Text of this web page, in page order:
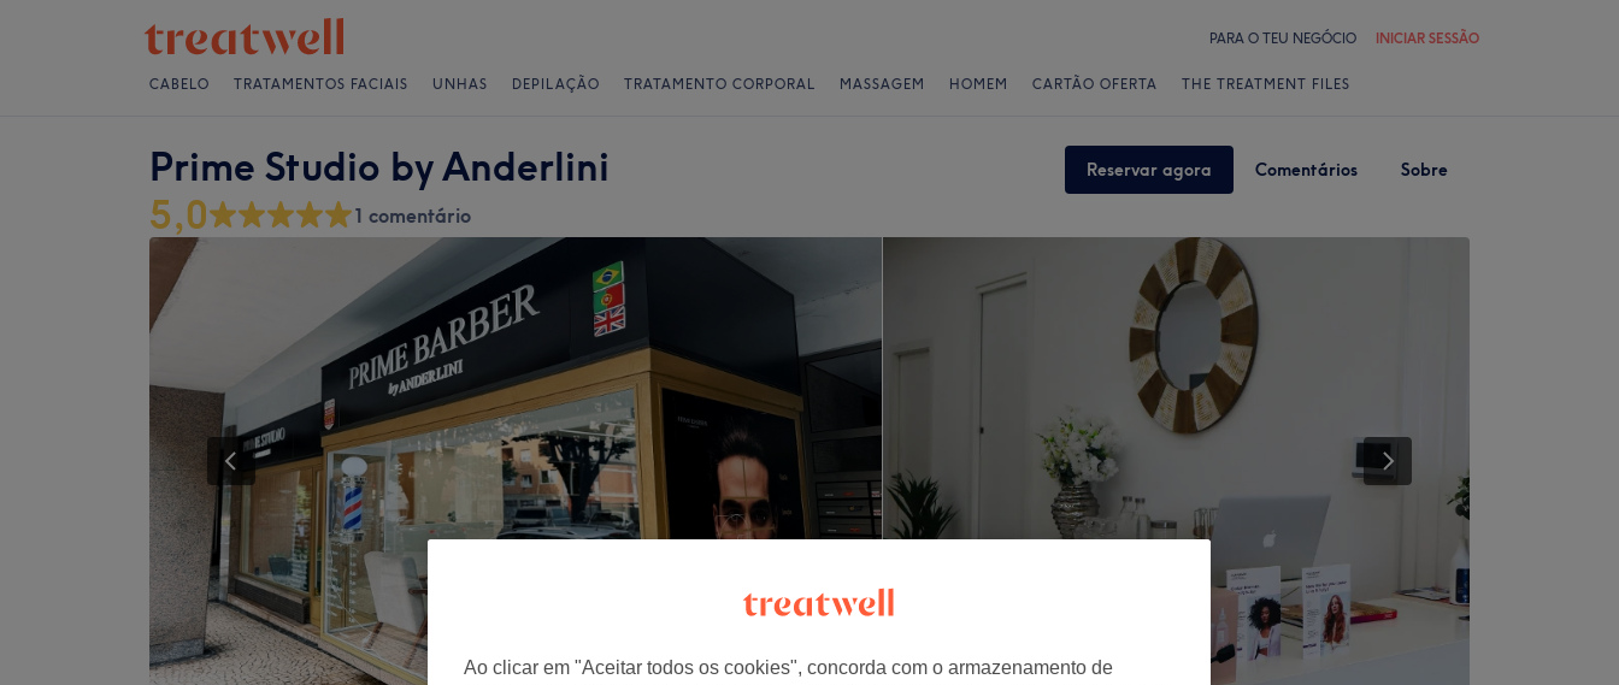
PARA O TEU NEGÓCIO INICIAR SESSÃO
CABELO TRATAMENTOS FACIAIS UNHAS DEPILAÇÃO TRATAMENTO CORPORAL MASSAGEM HOMEM CARTÃO OFERTA THE TREATMENT FILES
Prime Studio by Anderlini Reservar agora Comentários Sobre
5,0 1 comentário
Ao clicar em "Aceitar todos os cookies", concorda com o armazenamento de